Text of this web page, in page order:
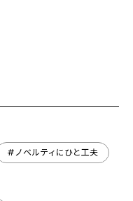
#ノベルティにひと工夫